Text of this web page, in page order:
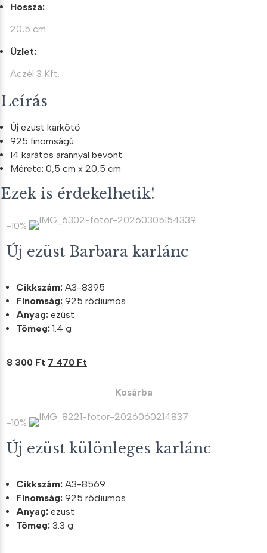
Hossza:
20,5 cm
Üzlet:
Aczél 3 Kft.
Leírás
Új ezüst karkötő
925 finomságú
14 karátos arannyal bevont
Mérete: 0,5 cm x 20,5 cm
Ezek is érdekelhetik!
-10%
Új ezüst Barbara karlánc
Cikkszám: A3-8395
Finomság: 925 ródiumos
Anyag: ezüst
Tömeg: 1.4 g
8 300Ft Original
300 Ft.
7 470 Ft
470 Ft.
Kosárba
-10%
Új ezüst különleges karlánc
Cikkszám: A3-8569
Finomság: 925 ródiumos
Anyag: ezüst
Tömeg: 3.3 g